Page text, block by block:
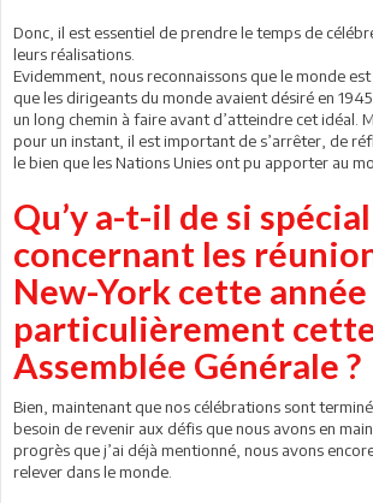
Donc, il est essentiel de prendre le temps de
leurs réalisations.
Evidemment, nous reconnaissons que le monde
que les dirigeants du monde avaient désiré en
un long chemin à faire avant d’atteindre cet idéal.
pour un instant, il est important de s’arrêter, de
le bien que les Nations Unies ont pu apporter au
Qu’y a-t-il de si spécial
concernant les
New-York cette
particulièrement
Assemblée Générale ?
Bien, maintenant que nos célébrations sont
besoin de revenir aux défis que nous avons en
progrès que j’ai déjà mentionné, nous avons
relever dans le monde.